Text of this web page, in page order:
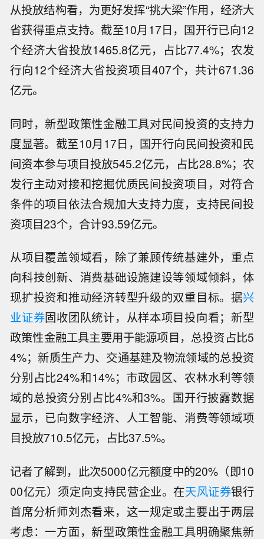
从投放结构看，为更好发挥“挑大梁”作用，经济大
省获得重点支持。截至10月17日，国开行已向12
个经济大省投放1465.8亿元，占比77.4%；农发
行向12个经济大省投资项目407个，共计671.36
亿元。
同时，新型政策性金融工具对民间投资的支持力
度显著。截至10月17日，国开行向民间投资和民
间资本参与项目投放545.2亿元，占比28.8%；农
发行主动对接和挖掘优质民间投资项目，对符合
条件的项目依法合规加大支持力度，支持民间投
资项目23个，合计93.59亿元。
从项目覆盖领域看，除了兼顾传统基建外，重点
向科技创新、消费基础设施建设等领域倾斜，体
现扩投资和推动经济转型升级的双重目标。据兴
业证券固收团队统计，从样本项目投向看；新型
政策性金融工具主要用于能源项目，总投资占比5
4%；新质生产力、交通基建及物流领域的总投资
分别占比24%和14%；市政园区、农林水利等领
域的总投资分别占比4%和3%。国开行披露数据
显示，已向数字经济、人工智能、消费等领域项
目投放710.5亿元，占比37.5%。
记者了解到，此次5000亿元额度中的20%（即10
00亿元）须定向支持民营企业。在天风证券银行
首席分析师刘杰看来，这一规定或主要出于两层
考虑：一方面，新型政策性金融工具明确聚焦新